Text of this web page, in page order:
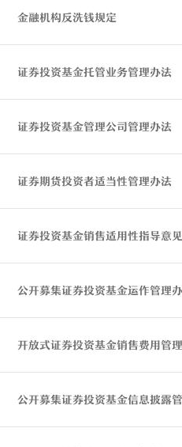
金融机构反洗钱规定
证券投资基金托管业务管理办法
证券投资基金管理公司管理办法
证券期货投资者适当性管理办法
证券投资基金销售适用性指导意见
公开募集证券投资基金运作管理
开放式证券投资基金销售费用管
公开募集证券投资基金信息披露